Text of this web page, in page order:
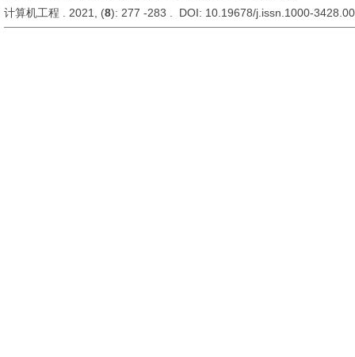
计算机工程 . 2021, (8): 277 -283 . DOI: 10.19678/j.issn.1000-